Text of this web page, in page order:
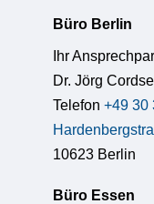
Büro Berlin
Ihr
Dr. Jörg
Telefon +49 30
10623 Berlin
Büro Essen